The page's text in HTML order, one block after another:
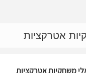
אטרקציות
משחקיות אטרקציות